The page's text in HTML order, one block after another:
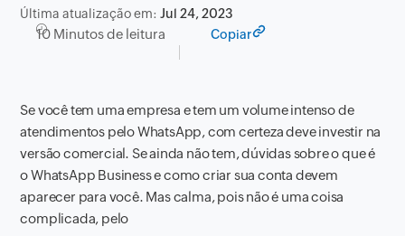
Última atualização em:Jul 24, 2023
10 Minutos de leitura Copiar
Se você tem uma empresa e tem um volume intenso de
atendimentos pelo WhatsApp, com certeza deve investir na
versão comercial. Se ainda não tem, dúvidas sobre o que é
o WhatsApp Business e como criar sua conta devem
aparecer para você. Mas calma, pois não é uma coisa
complicada, pelo